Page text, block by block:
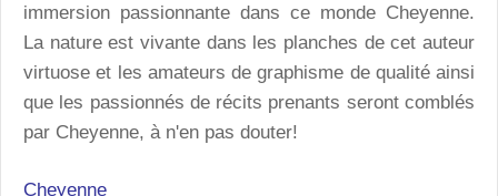
immersion passionnante dans ce monde Cheyenne.
La nature est vivante dans les planches de cet auteur
virtuose et les amateurs de graphisme de qualité ainsi
que les passionnés de récits prenants seront comblés
par Cheyenne, à n'en pas douter!
Cheyenne